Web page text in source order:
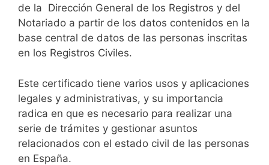
de la Dirección General de los Registros y del
Notariado a partir de los datos contenidos en la
base central de datos de las personas inscritas
en los Registros Civiles.
Este certificado tiene varios usos y aplicaciones
legales y administrativas, y su importancia
radica en que es necesario para realizar una
serie de trámites y gestionar asuntos
relacionados con el estado civil de las personas
en España.